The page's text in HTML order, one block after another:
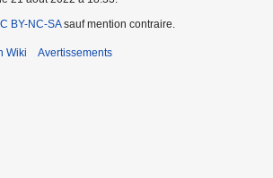
BY-NC-SAsauf mention contraire.
Wiki Avertissements